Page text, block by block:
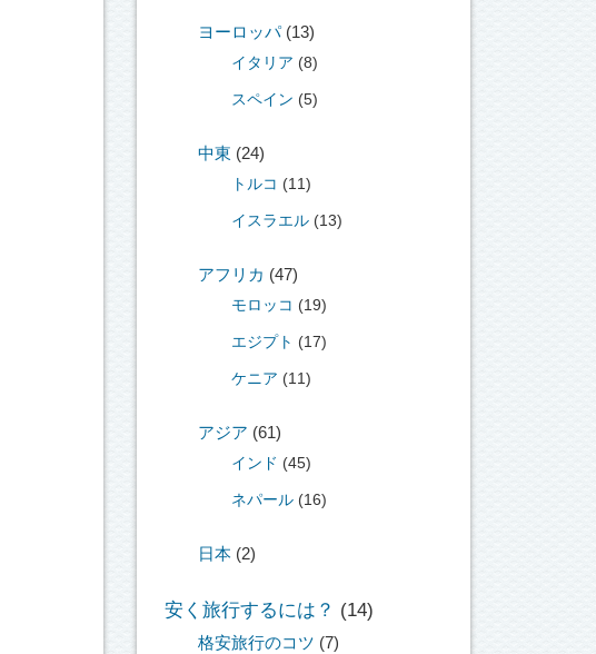
ヨーロッパ(13)
イタリア (8)
スペイン (5)
中東 (24)
トルコ (11)
イスラエル (13)
アフリカ (47)
モロッコ (19)
エジプト (17)
ケニア (11)
アジア (61)
インド (45)
ネパール (16)
日本 (2)
安く旅行するには？ (14)
格安旅行のコツ (7)